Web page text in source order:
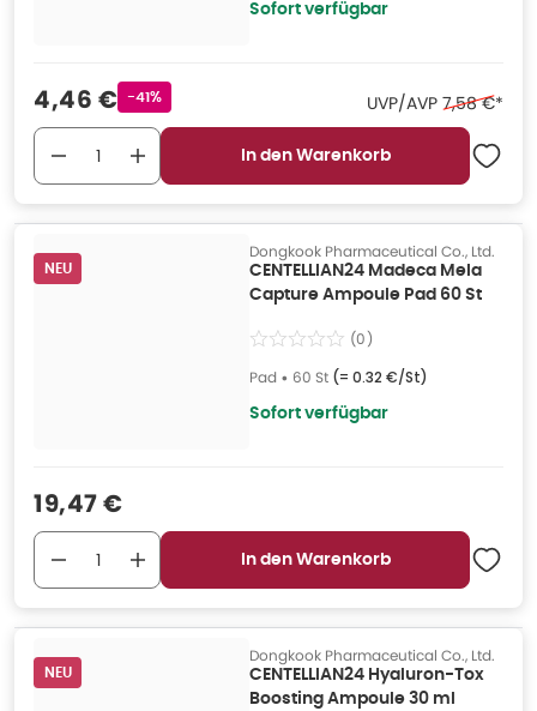
Sofort verfügbar
Verkaufspreis
4,46 €Rabattstempel
-41% UVP/AVP Ehemaliger
7,58 €*
In den Warenkorb
NEU
Dongkook Pharmaceutical Co., Ltd.
CENTELLIAN24 Madeca Mela
Capture Ampoule Pad 60 St
(0)
Pad • 60 St (= 0.32 €/St)
Sofort verfügbar
Verkaufspreis
19,47 €
In den Warenkorb
NEU
Dongkook Pharmaceutical Co., Ltd.
CENTELLIAN24 Hyaluron-Tox
Boosting Ampoule 30 ml